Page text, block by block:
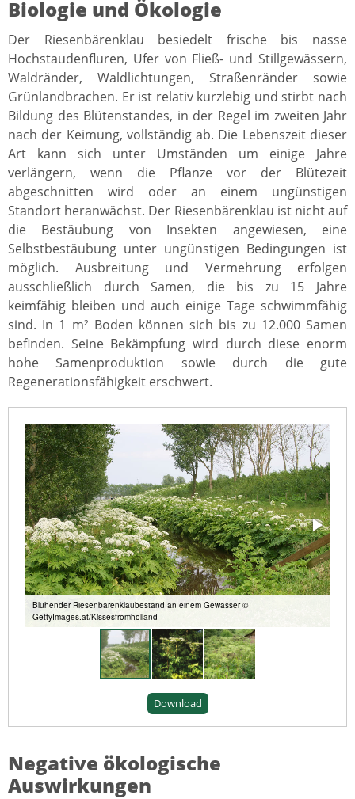
Biologie und Ökologie
Der Riesenbärenklau besiedelt frische bis nasse
Hochstaudenfluren, Ufer von Fließ- und Stillgewässern,
Waldränder, Waldlichtungen, Straßenränder sowie
Grünlandbrachen. Er ist relativ kurzlebig und stirbt nach
Bildung des Blütenstandes, in der Regel im zweiten Jahr
nach der Keimung, vollständig ab. Die Lebenszeit dieser
Art kann sich unter Umständen um einige Jahre
verlängern, wenn die Pflanze vor der Blütezeit
abgeschnitten wird oder an einem ungünstigen
Standort heranwächst. Der Riesenbärenklau ist nicht auf
die Bestäubung von Insekten angewiesen, eine
Selbstbestäubung unter ungünstigen Bedingungen ist
möglich. Ausbreitung und Vermehrung erfolgen
ausschließlich durch Samen, die bis zu 15 Jahre
keimfähig bleiben und auch einige Tage schwimmfähig
sind. In 1 m² Boden können sich bis zu 12.000 Samen
befinden. Seine Bekämpfung wird durch diese enorm
hohe Samenproduktion sowie durch die gute
Regenerationsfähigkeit erschwert.
Blühender Riesenbärenklaubestand an einem Gewässer ©
GettyImages.at/Kissesfromholland
Download
Negative ökologische
Auswirkungen